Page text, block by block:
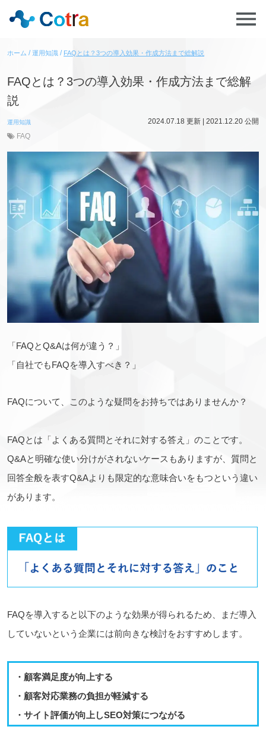
ホーム 運用知識 FAQとは？3つの導入効果・作成方法まで総解説
FAQとは？3つの導入効果・作成方法まで総解
説
運用知識 2024.07.18 更新 | 2021.12.20 公開
FAQ
「FAQとQ&Aは何が違う？」
「自社でもFAQを導入すべき？」
FAQについて、このような疑問をお持ちではありませんか？
FAQとは「よくある質問とそれに対する答え」のことです。
Q&Aと明確な使い分けがされないケースもありますが、質問と
回答全般を表すQ&Aよりも限定的な意味合いをもつという違い
があります。
FAQを導入すると以下のような効果が得られるため、まだ導入
していないという企業には前向きな検討をおすすめします。
・顧客満足度が向上する
・顧客対応業務の負担が軽減する
・サイト評価が向上しSEO対策につながる